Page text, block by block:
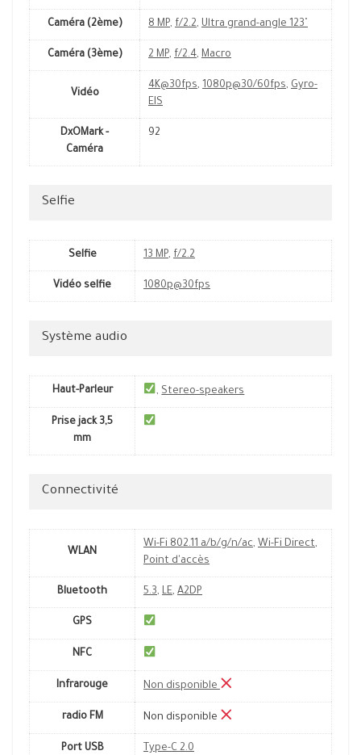
Caméra (2ème) 8 MP, f/2.2, Ultra grand-angle 123˚
Caméra (3ème) 2 MP, f/2.4, Macro
Vidéo
4K@30fps, 1080p@30/60fps, Gyro-
EIS
DxOMark -
Caméra
92
Selfie
Selfie 13 MP, f/2.2
Vidéo selfie 1080p@30fps
Système audio
Haut-Parleur , Stereo-speakers
Prise jack 3,5
mm
Connectivité
WLAN
Wi-Fi 802.11 a/b/g/n/ac, Wi-Fi Direct,
Point d'accès
Bluetooth 5.3, LE, A2DP
GPS
NFC
Infrarouge Non disponible
radio FM Non disponible
Port USB Type-C 2.0